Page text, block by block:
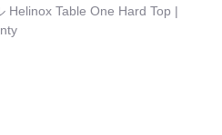
Helinox Table One Hard Top |